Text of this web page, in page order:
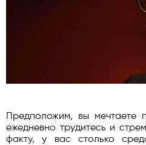
Предположим, вы мечтаете
ежедневно трудитесь и
факту, у вас столько